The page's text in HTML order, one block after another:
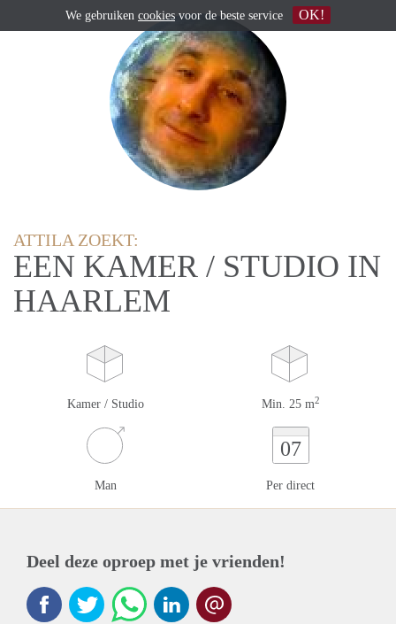
ATTILA ZOEKT:
EEN KAMER / STUDIO IN
HAARLEM
Kamer / Studio Min. 25 m2
Man
07
Per direct
Deel deze oproep met je vrienden!
We gebruiken cookies voor de beste service OK!